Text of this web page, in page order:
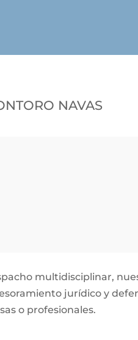
Navas
multidisciplinar,
jurídico y
o profesionales.